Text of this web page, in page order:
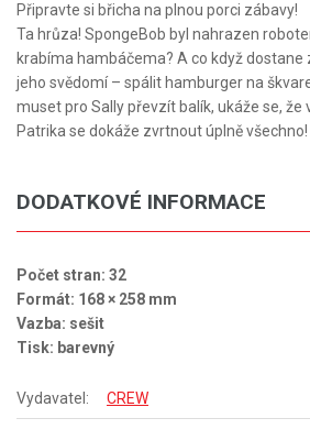
Připravte si břicha na plnou porci zábavy!
Ta hrůza! SpongeBob byl nahrazen
krabíma hambáčema? A co když dostane
jeho svědomí – spálit hamburger na
muset pro Sally převzít balík, ukáže se, že
Patrika se dokáže zvrtnout úplně všechno!
DODATKOVÉ INFORMACE
Počet stran: 32
Formát: 168 × 258 mm
Vazba: sešit
Tisk: barevný
Vydavatel: CREW